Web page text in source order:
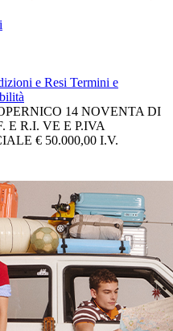
e Resi Termini e
14 NOVENTA DI
E R.I. VE E P.IVA
€ 50.000,00 I.V.